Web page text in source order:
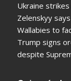
Ukraine
Zelenskyy says
Wallabies to
Trump signs
despite